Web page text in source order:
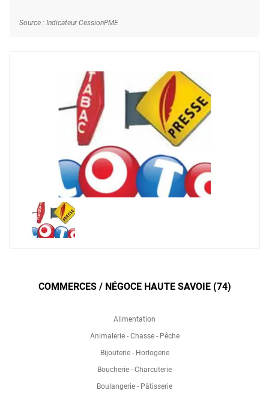
Source : Indicateur CessionPME
COMMERCES / NÉGOCE HAUTE SAVOIE (74)
Alimentation
Animalerie - Chasse - Pêche
Bijouterie - Horlogerie
Boucherie - Charcuterie
Boulangerie - Pâtisserie